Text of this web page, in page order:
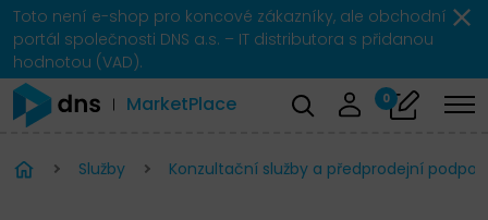
Toto není e-shop pro koncové zákazníky, ale obchodní
portál společnosti DNS a.s. – IT distributora s přidanou
hodnotou (VAD).
MarketPlace 0
Služby Konzultační služby a předprodejní